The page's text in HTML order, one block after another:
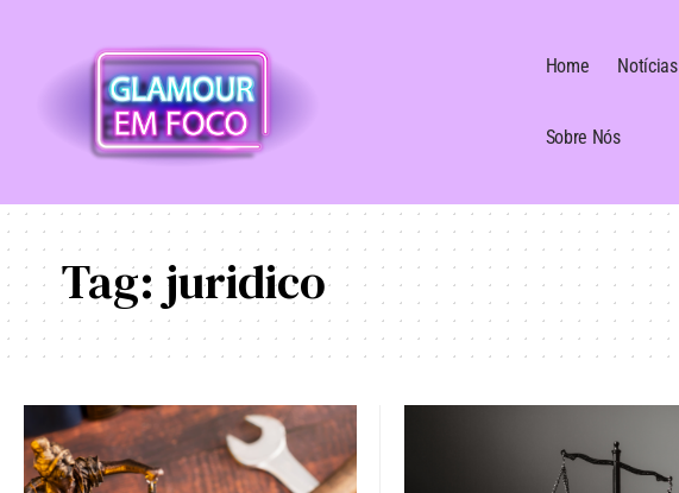
Home Notícias
Sobre Nós
Tag: juridico